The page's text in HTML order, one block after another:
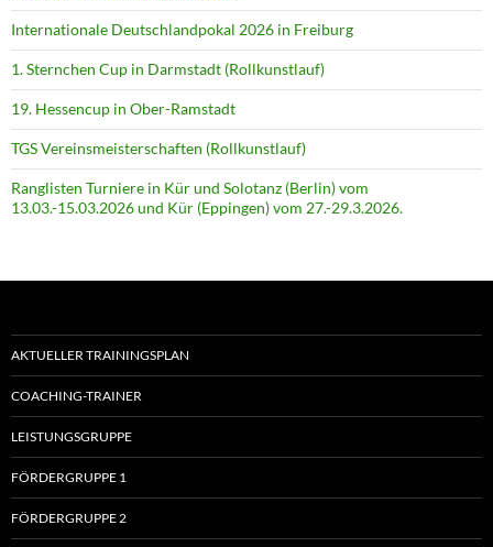
Internationale Deutschlandpokal 2026 in Freiburg
1. Sternchen Cup in Darmstadt (Rollkunstlauf)
19. Hessencup in Ober-Ramstadt
TGS Vereinsmeisterschaften (Rollkunstlauf)
Ranglisten Turniere in Kür und Solotanz (Berlin) vom
13.03.-15.03.2026 und Kür (Eppingen) vom 27.-29.3.2026.
AKTUELLER TRAININGSPLAN
COACHING-TRAINER
LEISTUNGSGRUPPE
FÖRDERGRUPPE 1
FÖRDERGRUPPE 2